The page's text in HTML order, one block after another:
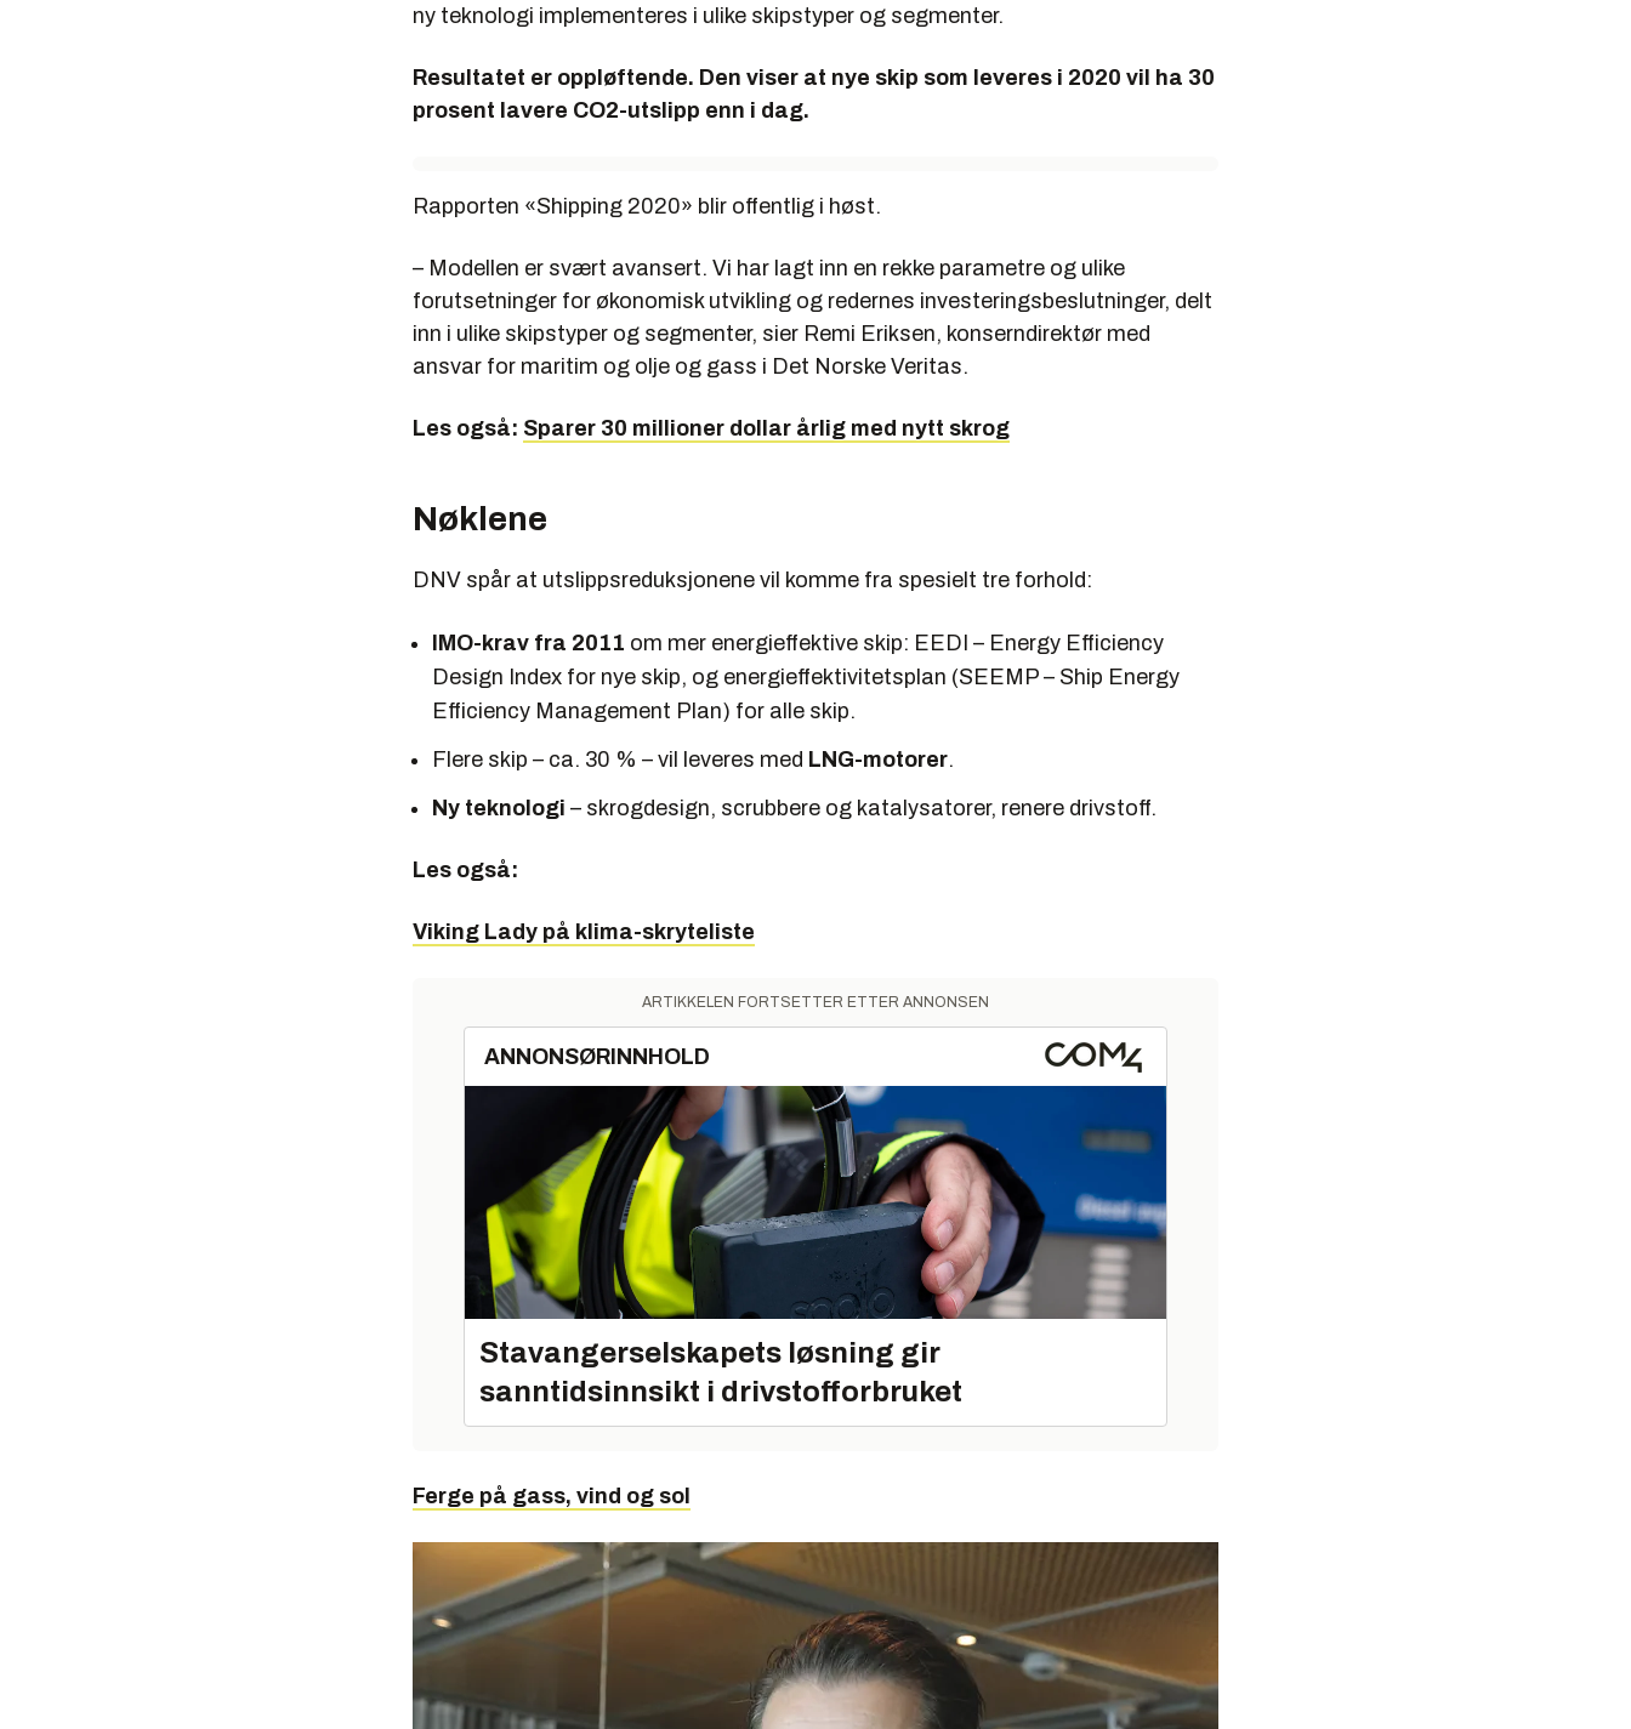
Scrubberteknologi vil bli utbredt og alternativet til LNG eller dyre destillater.
DNVs forutsetninger
Megatrender og økonomiske drivkrefter: Analyser og variasjoner over verdens­
Alle disse parametrene ble brukt i ulike scenarioer, beregning av verdensflåtens
sammensetning, teknologivalg og rederienes tilbøyelighet til å ta i bruk ny teknologi.
ny teknologi implementeres i ulike skips­typer og segmenter.
Resultatet er oppløftende. Den viser at nye skip som leveres i 2020 vil ha 30
prosent lavere CO2-utslipp enn i dag.
Rapporten «Shipping 2020» blir offentlig i høst.
– Modellen er svært avansert. Vi har lagt inn en rekke parametre og ulike
forutsetninger for økonomisk utvikling og redernes investeringsbeslutninger, delt
inn i ulike skipstyper og segmenter, sier Remi Eriksen, konserndirektør med
ansvar for maritim og olje og gass i Det Norske Veritas.
Les også: Sparer 30 millioner dollar årlig med nytt skrog
Nøklene
DNV spår at utslippsreduksjonene vil komme fra spesielt tre forhold:
IMO-krav fra 2011 om mer energieffektive skip: EEDI – Energy Efficiency
Design Index for nye skip, og energieffektivitetsplan (SEEMP – Ship Energy
Efficien­cy Management Plan) for alle skip.
Flere skip – ca. 30 % – vil leveres med LNG-motorer.
Ny teknologi – skrogdesign, scrubbere og katalysatorer­, renere drivstoff.
Les også:
Viking Lady på klima-skryteliste
ARTIKKELEN FORTSETTER ETTER ANNONSEN
ANNONSØRINNHOLD
Stavangerselskapets løsning gir
sanntidsinnsikt i drivstofforbruket
Ferge på gass, vind og sol